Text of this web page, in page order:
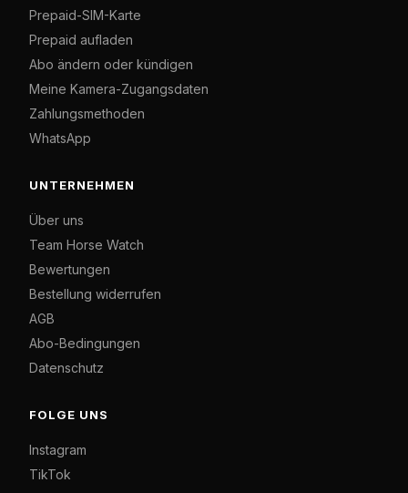
Prepaid-SIM-Karte
Prepaid aufladen
Abo ändern oder kündigen
Meine Kamera-Zugangsdaten
Zahlungsmethoden
WhatsApp
UNTERNEHMEN
Über uns
Team Horse Watch
Bewertungen
Bestellung widerrufen
AGB
Abo-Bedingungen
Datenschutz
FOLGE UNS
Instagram
TikTok